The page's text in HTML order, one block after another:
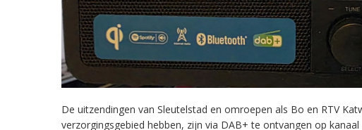
De uitzendingen van Sleutelstad en omroepen als Bo en RTV
verzorgingsgebied hebben, zijn via DAB+ te ontvangen op